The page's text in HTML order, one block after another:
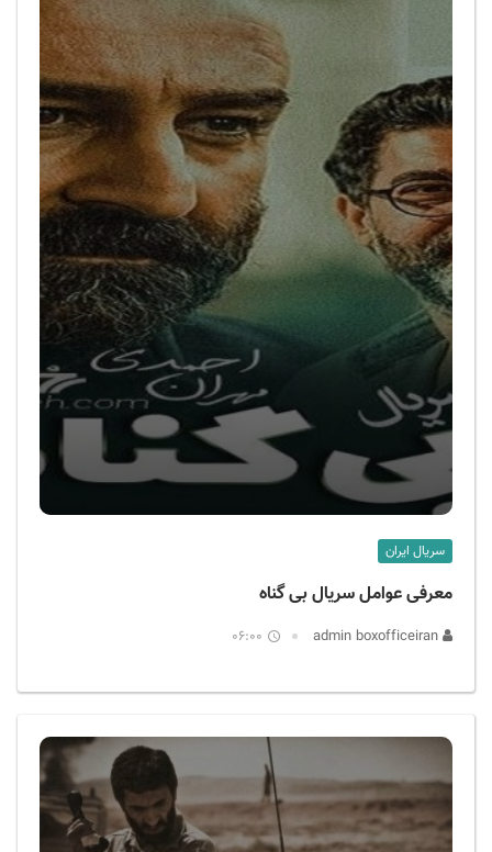
سریال ایران
معرفی عوامل سریال بی گناه
06:00